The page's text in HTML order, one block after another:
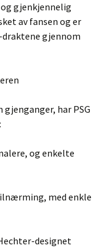
gjenkjennelig
av fansen og er
gjennom
har PSG
og enkelte
med enkle
designet